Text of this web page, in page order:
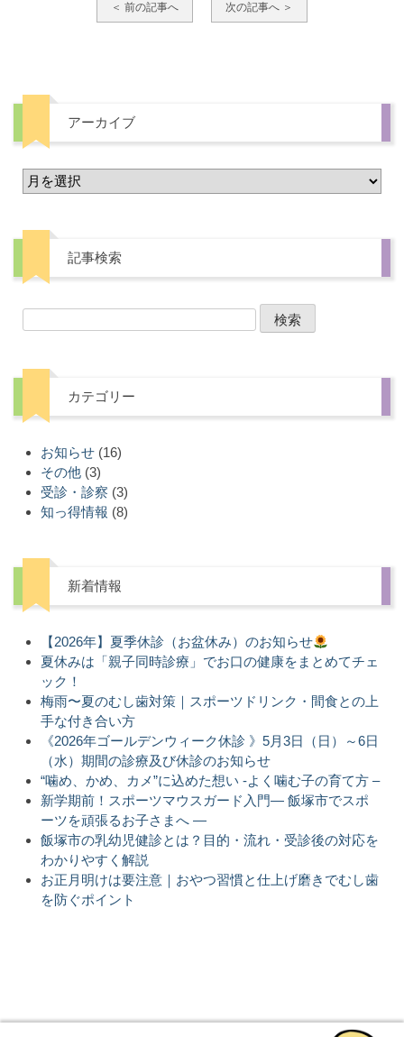
＜ 前の記事へ 次の記事へ ＞
アーカイブ
記事検索
カテゴリー
お知らせ (16)
その他 (3)
受診・診察 (3)
知っ得情報 (8)
新着情報
【2026年】夏季休診（お盆休み）のお知らせ
夏休みは「親子同時診療」でお口の健康をまとめてチェ
ック！
梅雨〜夏のむし歯対策｜スポーツドリンク・間食との上
手な付き合い方
《2026年ゴールデンウィーク休診 》5月3日（日）～6日
（水）期間の診療及び休診のお知らせ
“噛め、かめ、カメ”に込めた想い -よく噛む子の育て方 –
新学期前！スポーツマウスガード入門― 飯塚市でスポ
ーツを頑張るお子さまへ ―
飯塚市の乳幼児健診とは？目的・流れ・受診後の対応を
わかりやすく解説
お正月明けは要注意｜おやつ習慣と仕上げ磨きでむし歯
を防ぐポイント